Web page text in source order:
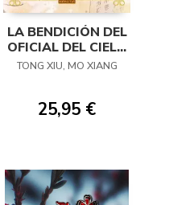
LA BENDICIÓN DEL
OFICIAL DEL CIELO
07 (NOVELA)
TONG XIU, MO XIANG
25,95 €